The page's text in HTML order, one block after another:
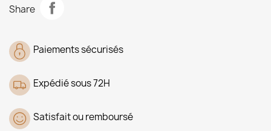
Share
Paiements sécurisés
Expédié sous 72H
Satisfait ou remboursé